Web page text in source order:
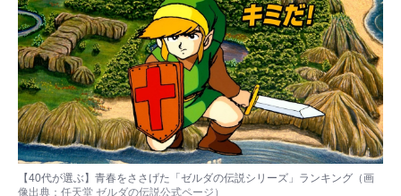
【40代が選ぶ】青春をささげた「ゼルダの伝説シリーズ」ランキング（画
像出典： 任天堂 ゼルダの伝説公式ページ ）